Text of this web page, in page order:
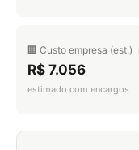
🏢 Custo empresa (est.)
R$ 7.056
estimado com encargos